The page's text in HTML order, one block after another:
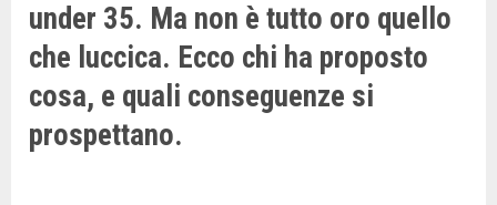
under 35. Ma non è tutto oro quello
che luccica. Ecco chi ha proposto
cosa, e quali conseguenze si
prospettano.